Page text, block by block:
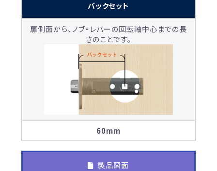
バックセット
扉側面から、ノブ・レバーの回転軸中心までの長
さのことです。
60mm
製品図面